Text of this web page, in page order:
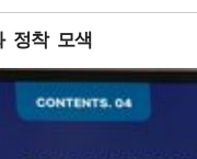
정착 모색